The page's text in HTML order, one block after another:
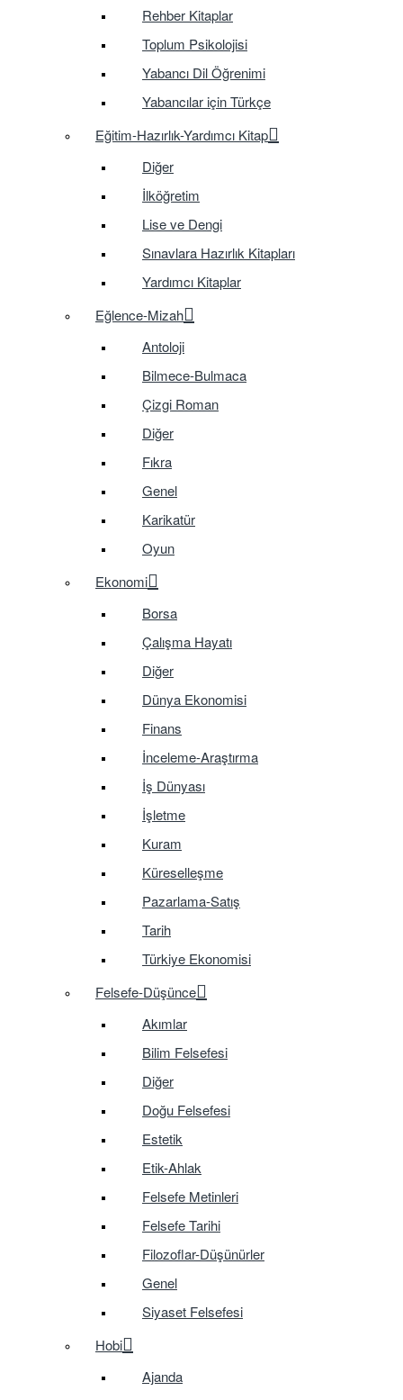
Rehber Kitaplar
Toplum Psikolojisi
Yabancı Dil Öğrenimi
Yabancılar için Türkçe
Eğitim-Hazırlık-Yardımcı Kitap
Diğer
İlköğretim
Lise ve Dengi
Sınavlara Hazırlık Kitapları
Yardımcı Kitaplar
Eğlence-Mizah
Antoloji
Bilmece-Bulmaca
Çizgi Roman
Diğer
Fıkra
Genel
Karikatür
Oyun
Ekonomi
Borsa
Çalışma Hayatı
Diğer
Dünya Ekonomisi
Finans
İnceleme-Araştırma
İş Dünyası
İşletme
Kuram
Küreselleşme
Pazarlama-Satış
Tarih
Türkiye Ekonomisi
Felsefe-Düşünce
Akımlar
Bilim Felsefesi
Diğer
Doğu Felsefesi
Estetik
Etik-Ahlak
Felsefe Metinleri
Felsefe Tarihi
Filozoflar-Düşünürler
Genel
Siyaset Felsefesi
Hobi
Ajanda